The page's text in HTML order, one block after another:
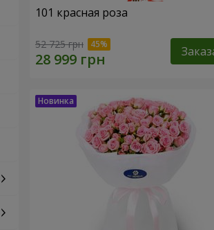
101 красная роза
52 725 грн